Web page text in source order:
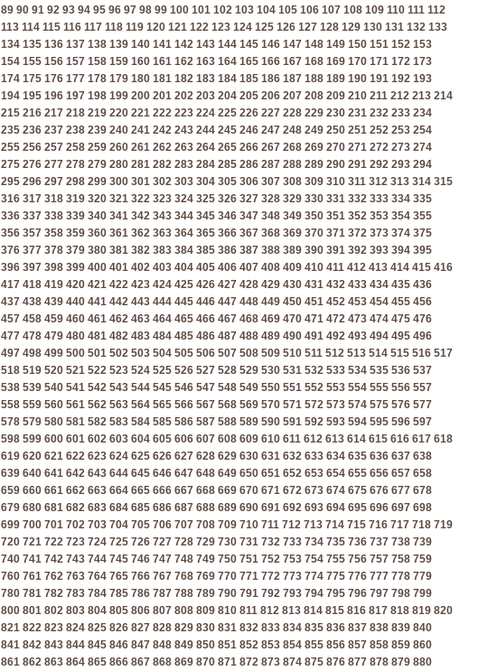
89 90 91 92 93 94 95 96 97 98 99 100 101 102 103 104 105 106 107 108 109 110 111 112
113 114 115 116 117 118 119 120 121 122 123 124 125 126 127 128 129 130 131 132 133
134 135 136 137 138 139 140 141 142 143 144 145 146 147 148 149 150 151 152 153
154 155 156 157 158 159 160 161 162 163 164 165 166 167 168 169 170 171 172 173
174 175 176 177 178 179 180 181 182 183 184 185 186 187 188 189 190 191 192 193
194 195 196 197 198 199 200 201 202 203 204 205 206 207 208 209 210 211 212 213 214
215 216 217 218 219 220 221 222 223 224 225 226 227 228 229 230 231 232 233 234
235 236 237 238 239 240 241 242 243 244 245 246 247 248 249 250 251 252 253 254
255 256 257 258 259 260 261 262 263 264 265 266 267 268 269 270 271 272 273 274
275 276 277 278 279 280 281 282 283 284 285 286 287 288 289 290 291 292 293 294
295 296 297 298 299 300 301 302 303 304 305 306 307 308 309 310 311 312 313 314 315
316 317 318 319 320 321 322 323 324 325 326 327 328 329 330 331 332 333 334 335
336 337 338 339 340 341 342 343 344 345 346 347 348 349 350 351 352 353 354 355
356 357 358 359 360 361 362 363 364 365 366 367 368 369 370 371 372 373 374 375
376 377 378 379 380 381 382 383 384 385 386 387 388 389 390 391 392 393 394 395
396 397 398 399 400 401 402 403 404 405 406 407 408 409 410 411 412 413 414 415 416
417 418 419 420 421 422 423 424 425 426 427 428 429 430 431 432 433 434 435 436
437 438 439 440 441 442 443 444 445 446 447 448 449 450 451 452 453 454 455 456
457 458 459 460 461 462 463 464 465 466 467 468 469 470 471 472 473 474 475 476
477 478 479 480 481 482 483 484 485 486 487 488 489 490 491 492 493 494 495 496
497 498 499 500 501 502 503 504 505 506 507 508 509 510 511 512 513 514 515 516 517
518 519 520 521 522 523 524 525 526 527 528 529 530 531 532 533 534 535 536 537
538 539 540 541 542 543 544 545 546 547 548 549 550 551 552 553 554 555 556 557
558 559 560 561 562 563 564 565 566 567 568 569 570 571 572 573 574 575 576 577
578 579 580 581 582 583 584 585 586 587 588 589 590 591 592 593 594 595 596 597
598 599 600 601 602 603 604 605 606 607 608 609 610 611 612 613 614 615 616 617 618
619 620 621 622 623 624 625 626 627 628 629 630 631 632 633 634 635 636 637 638
639 640 641 642 643 644 645 646 647 648 649 650 651 652 653 654 655 656 657 658
659 660 661 662 663 664 665 666 667 668 669 670 671 672 673 674 675 676 677 678
679 680 681 682 683 684 685 686 687 688 689 690 691 692 693 694 695 696 697 698
699 700 701 702 703 704 705 706 707 708 709 710 711 712 713 714 715 716 717 718 719
720 721 722 723 724 725 726 727 728 729 730 731 732 733 734 735 736 737 738 739
740 741 742 743 744 745 746 747 748 749 750 751 752 753 754 755 756 757 758 759
760 761 762 763 764 765 766 767 768 769 770 771 772 773 774 775 776 777 778 779
780 781 782 783 784 785 786 787 788 789 790 791 792 793 794 795 796 797 798 799
800 801 802 803 804 805 806 807 808 809 810 811 812 813 814 815 816 817 818 819 820
821 822 823 824 825 826 827 828 829 830 831 832 833 834 835 836 837 838 839 840
841 842 843 844 845 846 847 848 849 850 851 852 853 854 855 856 857 858 859 860
861 862 863 864 865 866 867 868 869 870 871 872 873 874 875 876 877 878 879 880